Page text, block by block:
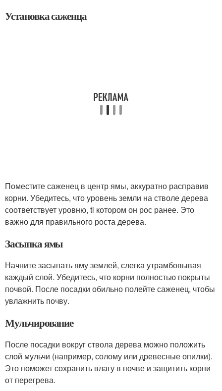
Установка саженца
Поместите саженец в центр ямы, аккуратно расправив
корни. Убедитесь, что уровень земли на стволе дерева
соответствует уровню, ti котором он рос ранее. Это
важно для правильного роста дерева.
Засыпка ямы
Начните засыпать яму землей, слегка утрамбовывая
каждый слой. Убедитесь, что корни полностью покрыты
почвой. После посадки обильно полейте саженец, чтобы
увлажнить почву.
Мульчирование
После посадки вокруг ствола дерева можно положить
слой мульчи (например, солому или древесные опилки).
Это поможет сохранить влагу в почве и защитить корни
от перегрева.